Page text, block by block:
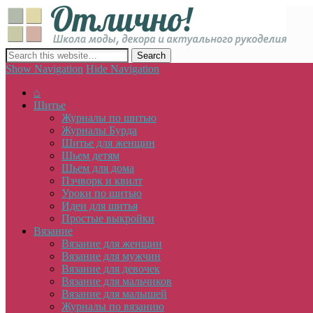
сайт о декоре, дизайне и моде, вязании, шитье и других видах
Show Navigation Hide Navigation
⌂
Шитье
Журналы по шитью
Журналы Бурда
Шитье для женщин
Шьем детям
Шьем для дома
Пэчворк и квилт
Уроки по шитью
Идеи для шитья
Простые выкройки
Вязание
Вязание для женщин
Вязание для мужчин
Вязание для девочек
Вязание для мальчиков
Вязание для малышей
Журналы по вязанию